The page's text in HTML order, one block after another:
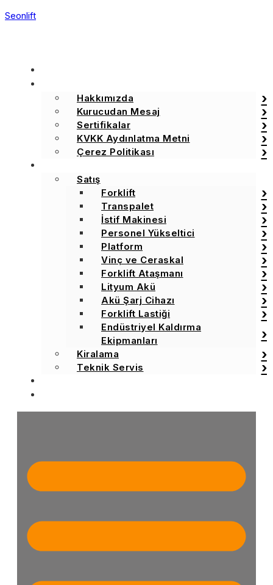
Seonlift
Hakkımızda
Kurucudan Mesaj
Sertifikalar
KVKK Aydınlatma Metni
Çerez Politikası
Satış
Forklift
Transpalet
İstif Makinesi
Personel Yükseltici
Platform
Vinç ve Ceraskal
Forklift Ataşmanı
Lityum Akü
Akü Şarj Cihazı
Forklift Lastiği
Endüstriyel Kaldırma
Ekipmanları
Kiralama
Teknik Servis